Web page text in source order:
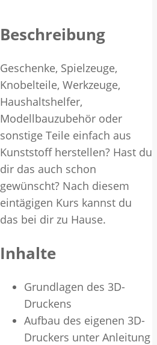
Beschreibung
Geschenke, Spielzeuge,
Knobelteile, Werkzeuge,
Haushaltshelfer,
Modellbauzubehör oder
sonstige Teile einfach aus
Kunststoff herstellen? Hast du
dir das auch schon
gewünscht? Nach diesem
eintägigen Kurs kannst du
das bei dir zu Hause.
Inhalte
Grundlagen des 3D-
Druckens
Aufbau des eigenen 3D-
Druckers unter Anleitung